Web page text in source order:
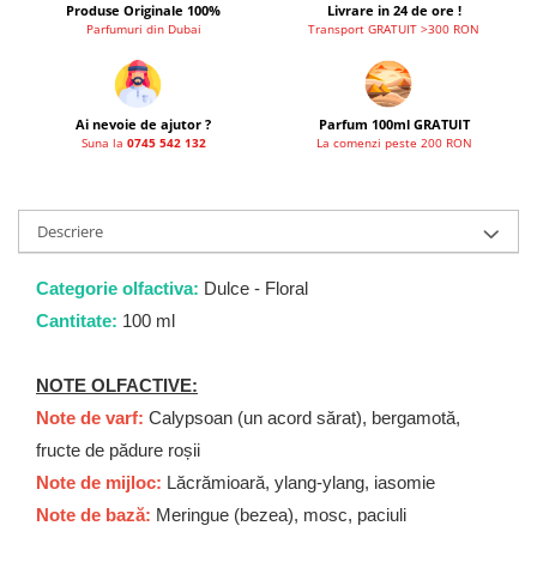
Lattafa Pride
Louis Varel
Maison Alhambra
Nusuk
Riiffs
Wadi al Khaleej
Zaien
Zirconia
Oferta Saptamanii
Mai Multe >>
Produse Originale 100%
Parfumuri din Dubai
Livrare in 24 de ore !
Transport GRATUIT >300 RON
Ai nevoie de ajutor ?
Suna la 0745 542 132
Parfum 100ml GRATUIT
La comenzi peste 200 RON
Descriere
Categorie olfactiva: Dulce - Floral
Cantitate: 100 ml
NOTE OLFACTIVE:
Note de varf: Calypsoan (un acord sărat), bergamotă,
fructe de pădure roșii
Note de mijloc: Lăcrămioară, ylang-ylang, iasomie
Note de bază: Meringue (bezea), mosc, paciuli